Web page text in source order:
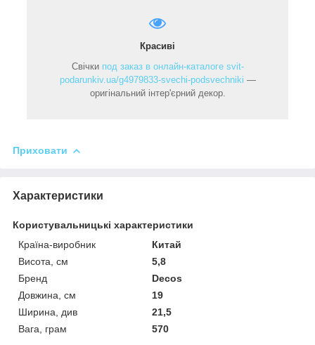
Красиві
Свічки под заказ в онлайн-каталоге svit-
podarunkiv.ua/g4979833-svechi-podsvechniki —
оригінальний інтер'єрний декор.
Приховати
Характеристики
Користувальницькі характеристики
Країна-виробник
Китай
Висота, см
5,8
Бренд
Decos
Довжина, см
19
Ширина, див
21,5
Вага, грам
570